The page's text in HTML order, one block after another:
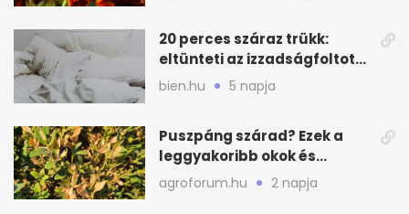
20 perces száraz trükk:
eltünteti az izzadságfoltot
és a szagot a matracról
bien.hu 5 napja
Puszpáng szárad? Ezek a
leggyakoribb okok és
teendők
agroforum.hu 2 napja